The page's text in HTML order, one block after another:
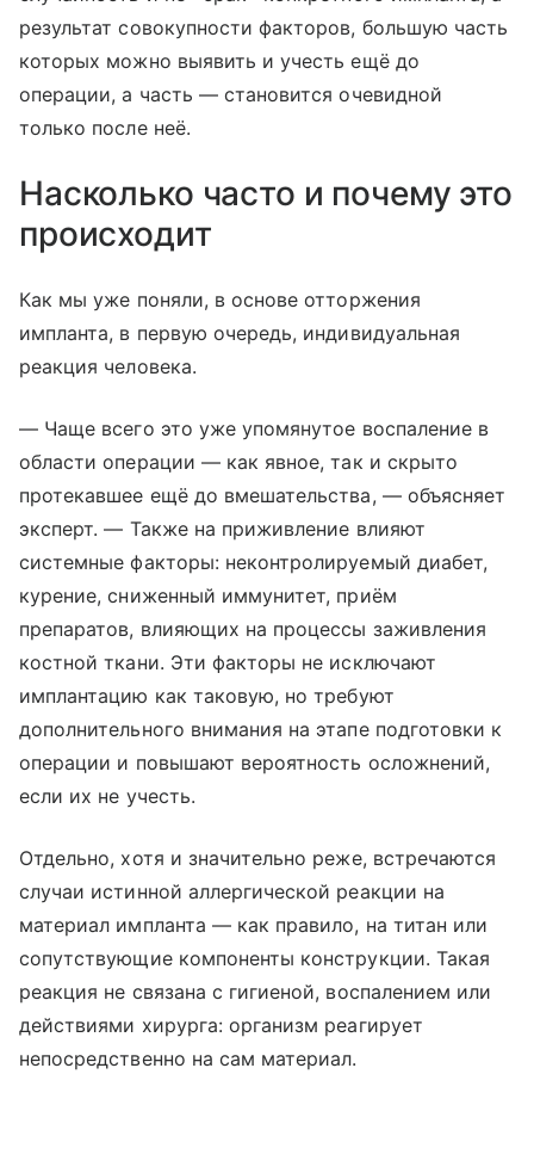
результат совокупности факторов, большую часть
которых можно выявить и учесть ещё до
операции, а часть — становится очевидной
только после неё.
Насколько часто и почему это
происходит
Как мы уже поняли, в основе отторжения
импланта, в первую очередь, индивидуальная
реакция человека.
— Чаще всего это уже упомянутое воспаление в
области операции — как явное, так и скрыто
протекавшее ещё до вмешательства, — объясняет
эксперт. — Также на приживление влияют
системные факторы: неконтролируемый диабет,
курение, сниженный иммунитет, приём
препаратов, влияющих на процессы заживления
костной ткани. Эти факторы не исключают
имплантацию как таковую, но требуют
дополнительного внимания на этапе подготовки к
операции и повышают вероятность осложнений,
если их не учесть.
Отдельно, хотя и значительно реже, встречаются
случаи истинной аллергической реакции на
материал импланта — как правило, на титан или
сопутствующие компоненты конструкции. Такая
реакция не связана с гигиеной, воспалением или
действиями хирурга: организм реагирует
непосредственно на сам материал.